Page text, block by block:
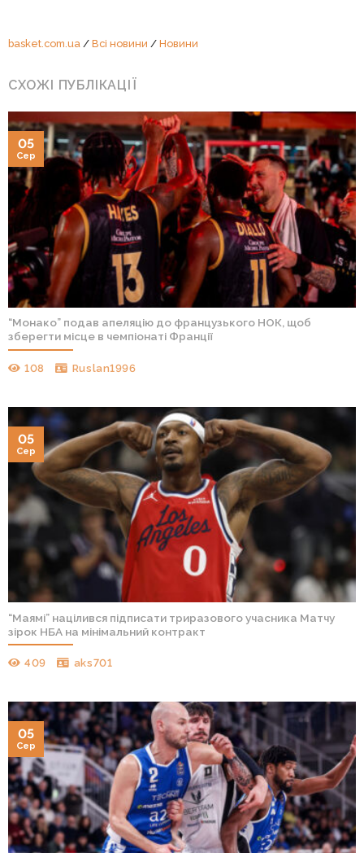
basket.com.ua / Всі новини / Новини
СХОЖІ ПУБЛІКАЦІЇ
“Монако” подав апеляцію до французького НОК, щоб
зберегти місце в чемпіонаті Франції
108 Ruslan1996
05
Сер
“Маямі” націлився підписати триразового учасника Матчу
зірок НБА на мінімальний контракт
409 aks701
05
Сер
05
Сер